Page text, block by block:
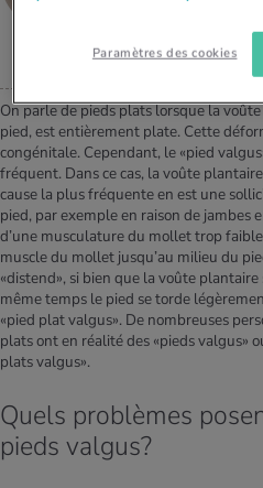
On parle de pieds plats lorsque la
pied, est entièrement plate. Cette
congénitale. Cependant, le «pied
fréquent. Dans ce cas, la voûte
cause la plus fréquente en est une
pied, par exemple en raison de jambes
d’une musculature du mollet trop
muscle du mollet jusqu’au milieu du
«distend», si bien que la voûte
même temps le pied se torde
«pied plat valgus». De nombreuses
plats ont en réalité des «pieds valgus»
plats valgus».
Quels problèmes
pieds valgus?
Paramètres des cookies